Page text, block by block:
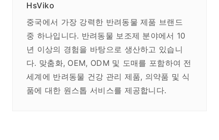
HsViko
중국에서 가장 강력한 반려동물 제품 브랜드
중 하나입니다. 반려동물 보조제 분야에서 10
년 이상의 경험을 바탕으로 생산하고 있습니
다. 맞춤화, OEM, ODM 및 도매를 포함하여 전
세계에 반려동물 건강 관리 제품, 의약품 및 식
품에 대한 원스톱 서비스를 제공합니다.